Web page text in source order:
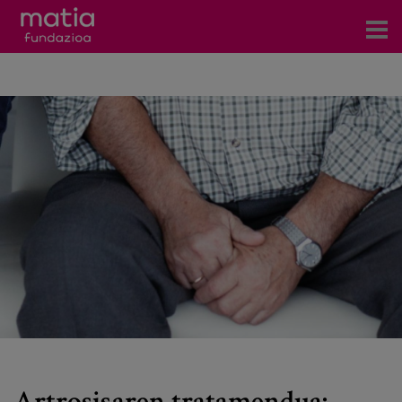
Zerbitzuak
Gertaerak
COVID-19
Berriak
Bloga